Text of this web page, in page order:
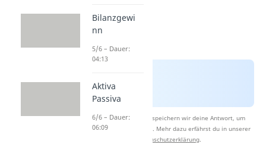
Nach Beantwortung speichern wir deine Antwort, um
Studyflix zu verbessern. Mehr dazu erfährst du in unserer
Datenschutzerklärung.
Bilanzgewi
nn
5/6 – Dauer:
04:13
Aktiva
Passiva
6/6 – Dauer:
06:09